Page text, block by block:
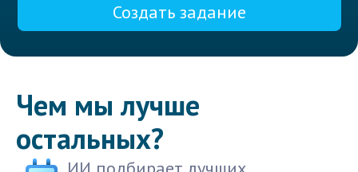
Создать задание
Чем мы лучше
остальных?